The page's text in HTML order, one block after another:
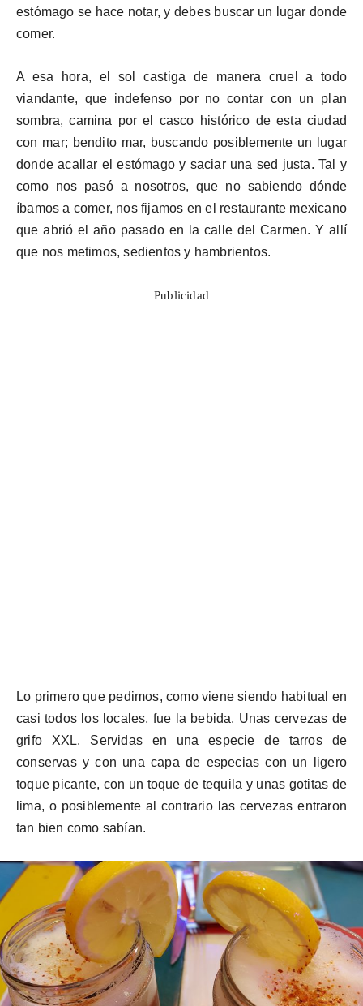
estómago se hace notar, y debes buscar un lugar donde
comer.
A esa hora, el sol castiga de manera cruel a todo
viandante, que indefenso por no contar con un plan
sombra, camina por el casco histórico de esta ciudad
con mar; bendito mar, buscando posiblemente un lugar
donde acallar el estómago y saciar una sed justa. Tal y
como nos pasó a nosotros, que no sabiendo dónde
íbamos a comer, nos fijamos en el restaurante mexicano
que abrió el año pasado en la calle del Carmen. Y allí
que nos metimos, sedientos y hambrientos.
Publicidad
Lo primero que pedimos, como viene siendo habitual en
casi todos los locales, fue la bebida. Unas cervezas de
grifo XXL. Servidas en una especie de tarros de
conservas y con una capa de especias con un ligero
toque picante, con un toque de tequila y unas gotitas de
lima, o posiblemente al contrario las cervezas entraron
tan bien como sabían.